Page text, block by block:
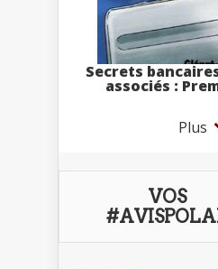
Secrets
associés :
Plus
VOS